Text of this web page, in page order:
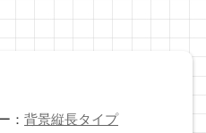
： 背景縦長タイプ